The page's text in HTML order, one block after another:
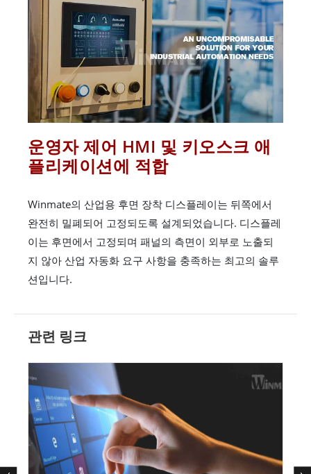
운영자 제어 HMI 및 키오스크 애
플리케이션에 적합
Winmate의 산업용 후면 장착 디스플레이는 뒤쪽에서
완전히 밀폐되어 고정되도록 설계되었습니다. 디스플레
이는 후면에서 고정되며 패널의 측면이 외부로 노출되
지 않아 산업 자동화 요구 사항을 충족하는 최고의 솔루
션입니다.
관련 링크